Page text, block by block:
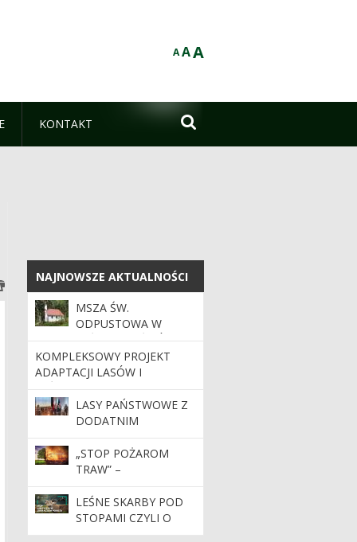
AAA
KONTAKT 
NAJNOWSZE AKTUALNOŚCI
NAJNOWSZE AKTUALNOŚCI
MSZA ŚW.
ODPUSTOWA W
LEŚNYM KOŚCIÓŁKU
PW. MATKI BOŻEJ OD
ZAGUBIONYCH W
KARPNIE
KOMPLEKSOWY PROJEKT
ADAPTACJI LASÓW I
LEŚNICTWA DO ZMIAN
KLIMATU – MAŁA RETENCJA
ORAZ PRZECIWDZIAŁANIE
EROZJI WODNEJ NA
TERENACH GÓRSKICH –
KONTYNUACJA (MRG3)
LASY PAŃSTWOWE Z
DODATNIM
WYNIKIEM
FINANSOWYM ZA
2024 ROK
„STOP POŻAROM
TRAW” –
INAUGURACJA
KAMPANII
LEŚNE SKARBY POD
STOPAMI CZYLI O
POROŻU I ZRZUTACH